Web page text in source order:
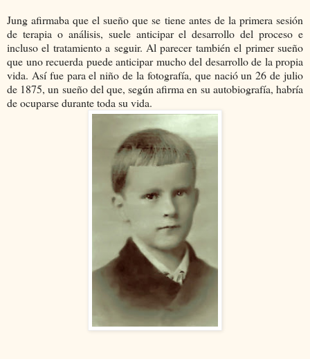
Jung afirmaba que el sueño que se tiene antes de la primera sesión
de terapia o análisis, suele anticipar el desarrollo del proceso e
incluso el tratamiento a seguir. Al parecer también el primer sueño
que uno recuerda puede anticipar mucho del desarrollo de la propia
vida. Así fue para el niño de la fotografía, que nació un 26 de julio
de 1875, un sueño del que, según afirma en su autobiografía, habría
de ocuparse durante toda su vida.